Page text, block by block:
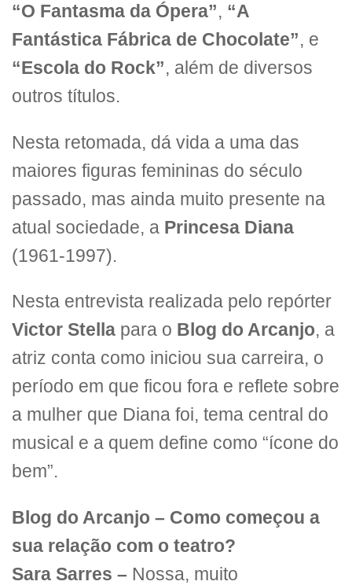
“O Fantasma da Ópera”, “A
Fantástica Fábrica de Chocolate”, e
“Escola do Rock”, além de diversos
outros títulos.
Nesta retomada, dá vida a uma das
maiores figuras femininas do século
passado, mas ainda muito presente na
atual sociedade, a Princesa Diana
(1961-1997).
Nesta entrevista realizada pelo repórter
Victor Stella para o Blog do Arcanjo, a
atriz conta como iniciou sua carreira, o
período em que ficou fora e reflete sobre
a mulher que Diana foi, tema central do
musical e a quem define como “ícone do
bem”.
Blog do Arcanjo – Como começou a
sua relação com o teatro?
Sara Sarres – Nossa, muito